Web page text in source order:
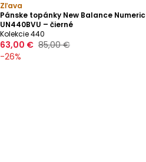
Zľava
Pánske topánky New Balance Numeric
UN440BVU – čierné
Kolekcie 440
63,00 € 85,00 €
-26%